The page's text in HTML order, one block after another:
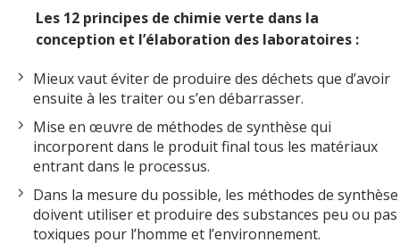
Les 12 principes de chimie verte dans la
conception et l’élaboration des laboratoires :
Mieux vaut éviter de produire des déchets que d’avoir
ensuite à les traiter ou s’en débarrasser.
Mise en œuvre de méthodes de synthèse qui
incorporent dans le produit final tous les matériaux
entrant dans le processus.
Dans la mesure du possible, les méthodes de synthèse
doivent utiliser et produire des substances peu ou pas
toxiques pour l’homme et l’environnement.